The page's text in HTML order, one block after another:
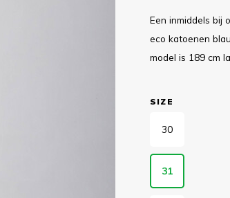
Een inmiddels bij
eco katoenen
model is 189 cm
SIZE
30
31